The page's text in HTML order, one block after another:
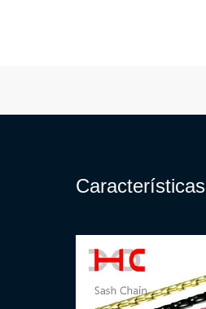
Características